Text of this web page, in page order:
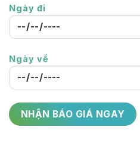
Ngày đi
Ngày về